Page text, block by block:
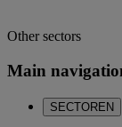
Other sectors
Main
SECTOREN